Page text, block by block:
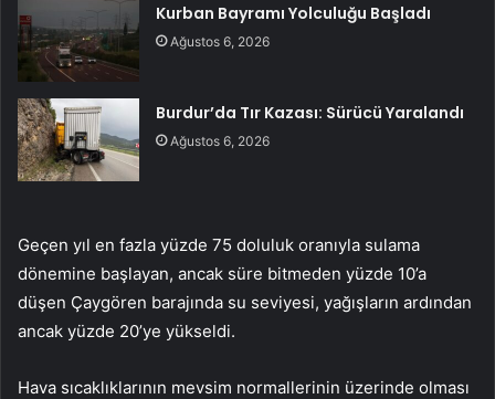
Kurban Bayramı Yolculuğu Başladı
Ağustos 6, 2026
Burdur’da Tır Kazası: Sürücü Yaralandı
Ağustos 6, 2026
Geçen yıl en fazla yüzde 75 doluluk oranıyla sulama
dönemine başlayan, ancak süre bitmeden yüzde 10’a
düşen Çaygören barajında ​​su seviyesi, yağışların ardından
ancak yüzde 20’ye yükseldi.
Hava sıcaklıklarının mevsim normallerinin üzerinde olması